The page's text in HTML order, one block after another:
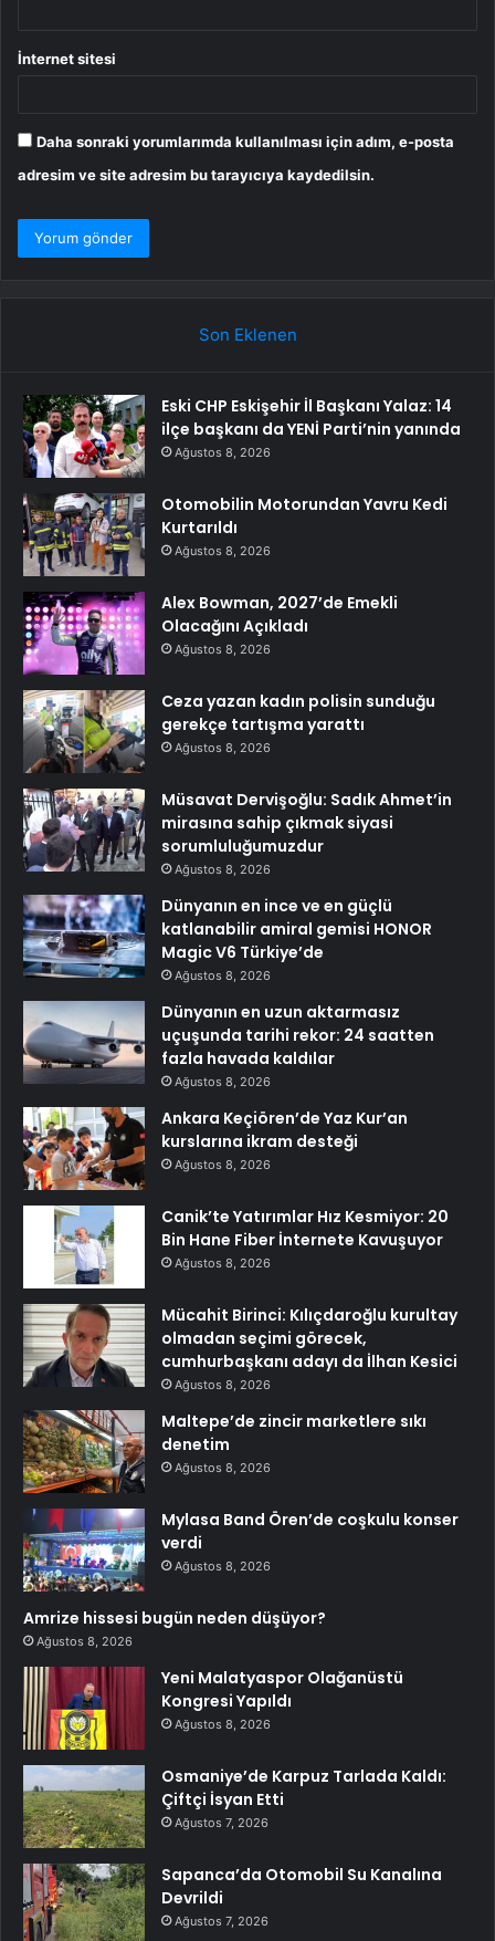
İnternet sitesi
Daha sonraki yorumlarımda kullanılması için adım, e-posta
adresim ve site adresim bu tarayıcıya kaydedilsin.
Son Eklenen
Eski CHP Eskişehir İl Başkanı Yalaz: 14
ilçe başkanı da YENİ Parti’nin yanında
Ağustos 8, 2026
Otomobilin Motorundan Yavru Kedi
Kurtarıldı
Ağustos 8, 2026
Alex Bowman, 2027’de Emekli
Olacağını Açıkladı
Ağustos 8, 2026
Ceza yazan kadın polisin sunduğu
gerekçe tartışma yarattı
Ağustos 8, 2026
Müsavat Dervişoğlu: Sadık Ahmet’in
mirasına sahip çıkmak siyasi
sorumluluğumuzdur
Ağustos 8, 2026
Dünyanın en ince ve en güçlü
katlanabilir amiral gemisi HONOR
Magic V6 Türkiye’de
Ağustos 8, 2026
Dünyanın en uzun aktarmasız
uçuşunda tarihi rekor: 24 saatten
fazla havada kaldılar
Ağustos 8, 2026
Ankara Keçiören’de Yaz Kur’an
kurslarına ikram desteği
Ağustos 8, 2026
Canik’te Yatırımlar Hız Kesmiyor: 20
Bin Hane Fiber İnternete Kavuşuyor
Ağustos 8, 2026
Mücahit Birinci: Kılıçdaroğlu kurultay
olmadan seçimi görecek,
cumhurbaşkanı adayı da İlhan Kesici
Ağustos 8, 2026
Maltepe’de zincir marketlere sıkı
denetim
Ağustos 8, 2026
Mylasa Band Ören’de coşkulu konser
verdi
Ağustos 8, 2026
Amrize hissesi bugün neden düşüyor?
Ağustos 8, 2026
Yeni Malatyaspor Olağanüstü
Kongresi Yapıldı
Ağustos 8, 2026
Osmaniye’de Karpuz Tarlada Kaldı:
Çiftçi İsyan Etti
Ağustos 7, 2026
Sapanca’da Otomobil Su Kanalına
Devrildi
Ağustos 7, 2026